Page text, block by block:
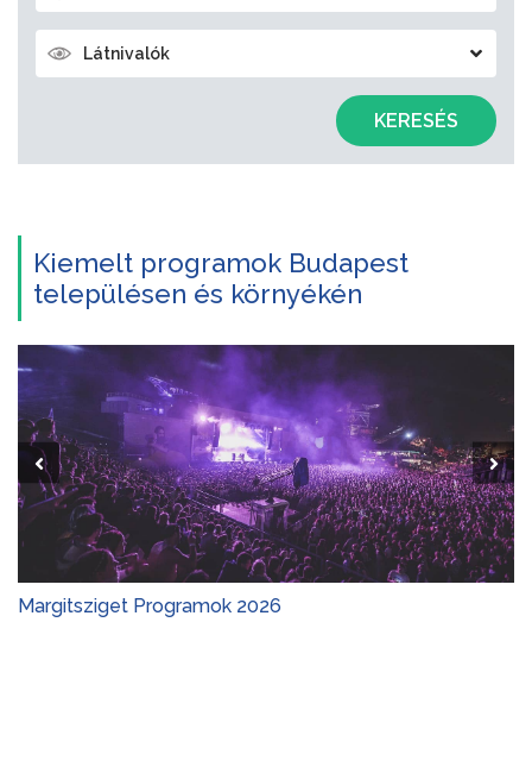
Látnivalók
KERESÉS
Kiemelt programok Budapest
településen és környékén
Margitsziget Programok 2026